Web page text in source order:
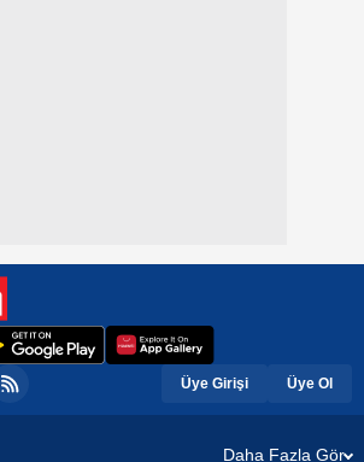
Üye Girişi Üye Ol
Daha Fazla Gör